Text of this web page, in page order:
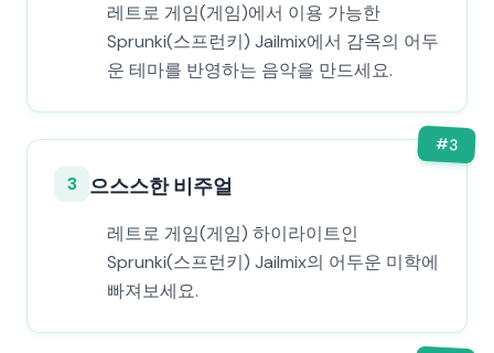
레트로 게임(게임)에서 이용 가능한
Sprunki(스프런키) Jailmix에서 감옥의 어두
운 테마를 반영하는 음악을 만드세요.
#3
3 으스스한 비주얼
레트로 게임(게임) 하이라이트인
Sprunki(스프런키) Jailmix의 어두운 미학에
빠져보세요.